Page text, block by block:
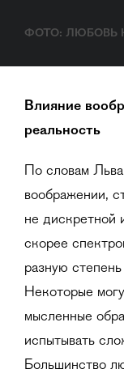
ФОТО: ЛЮБОВЬ
Влияние
реальность
По словам
воображении,
не дискретной
скорее
разную
Некоторые
мысленные
испытывать
Большинство